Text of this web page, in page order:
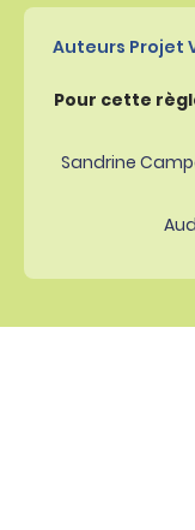
Auteurs Projet
Pour cette
Sandrine